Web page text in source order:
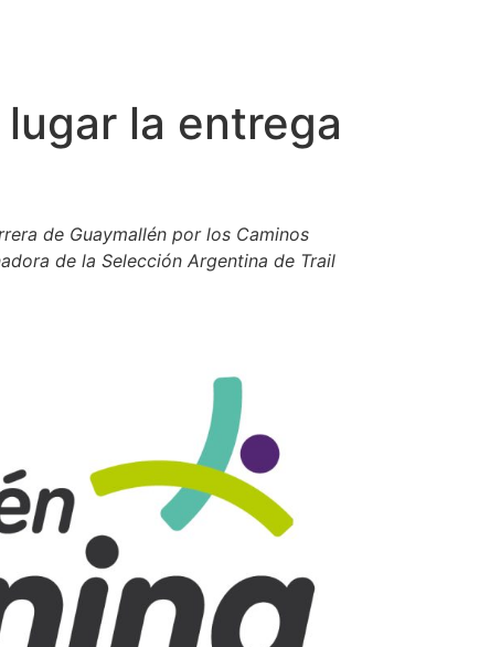
la entrega
de Guaymallén por los Caminos
de la Selección Argentina de Trail